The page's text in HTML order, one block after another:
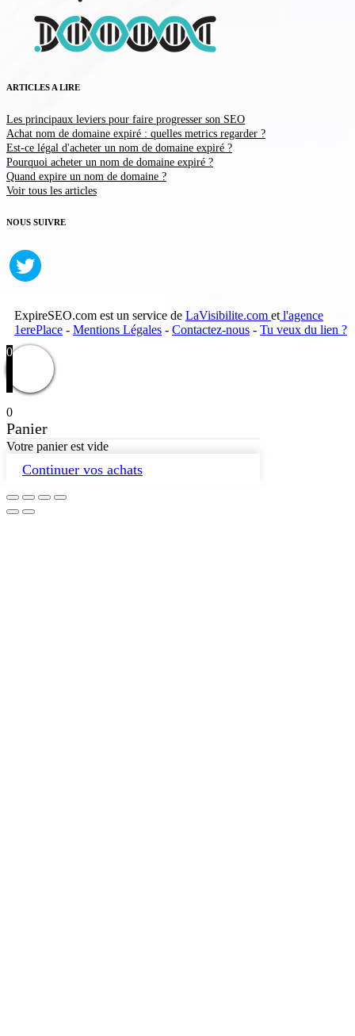
ARTICLES A LIRE
Les principaux leviers pour faire progresser son SEO
Achat nom de domaine expiré : quelles metrics regarder ?
Est-ce légal d'acheter un nom de domaine expiré ?
Pourquoi acheter un nom de domaine expiré ?
Quand expire un nom de domaine ?
Voir tous les articles
NOUS SUIVRE
ExpireSEO.com est un service de LaVisibilite.com et l'agence
1erePlace - Mentions Légales - Contactez-nous - Tu veux du lien ?
0
0
Panier
Votre panier est vide
Continuer vos achats